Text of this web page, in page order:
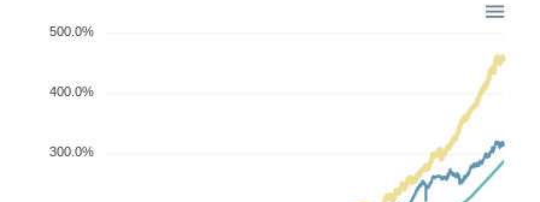
500.0%
400.0%
300.0%